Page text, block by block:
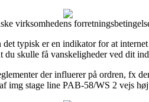
virksomhedens
typisk er en indikator for at
skulle få vanskeligheder ved dit
der influerer på ordren, fx
img stage line PAB-58/WS 2 vejs